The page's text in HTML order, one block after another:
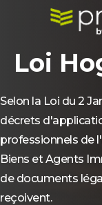
Loi
Selon la Loi du 2
décrets
professionnels de
Biens et Agents
de documents
reçoivent.